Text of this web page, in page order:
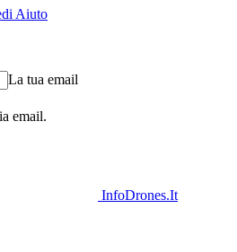
Aiuto
La tua email
email.
InfoDrones.It